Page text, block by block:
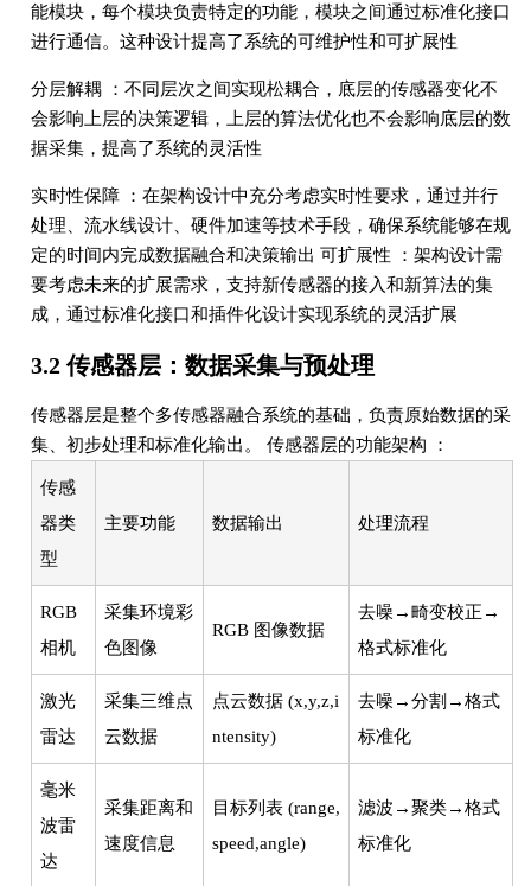
能模块，每个模块负责特定的功能，模块之间通过标准化接口
进行通信。这种设计提高了系统的可维护性和可扩展性
分层解耦 ：不同层次之间实现松耦合，底层的传感器变化不
会影响上层的决策逻辑，上层的算法优化也不会影响底层的数
据采集，提高了系统的灵活性
实时性保障 ：在架构设计中充分考虑实时性要求，通过并行
处理、流水线设计、硬件加速等技术手段，确保系统能够在规
定的时间内完成数据融合和决策输出 可扩展性 ：架构设计需
要考虑未来的扩展需求，支持新传感器的接入和新算法的集
成，通过标准化接口和插件化设计实现系统的灵活扩展
3.2 传感器层：数据采集与预处理
传感器层是整个多传感器融合系统的基础，负责原始数据的采
集、初步处理和标准化输出。 传感器层的功能架构 ：
传感
器类
型
主要功能 数据输出 处理流程
RGB
相机
采集环境彩
色图像
RGB 图像数据
去噪→畸变校正→
格式标准化
激光
雷达
采集三维点
云数据
点云数据 (x,y,z,i
ntensity)
去噪→分割→格式
标准化
毫米
波雷
达
采集距离和
速度信息
目标列表 (range,
speed,angle)
滤波→聚类→格式
标准化